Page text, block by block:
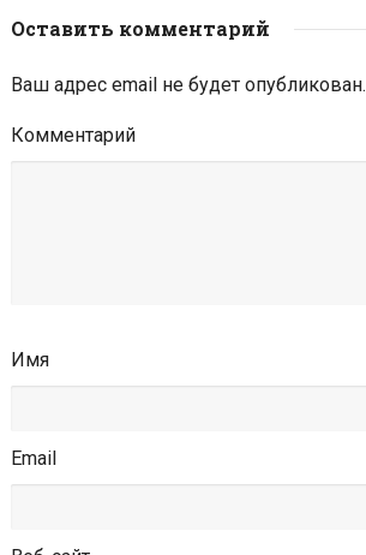
Оставить комментарий
Ваш адрес email не будет опубликован.
Комментарий
Имя
Email